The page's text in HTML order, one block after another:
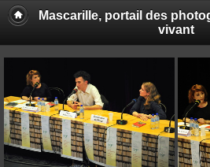
Mascarille, portail des
vivant